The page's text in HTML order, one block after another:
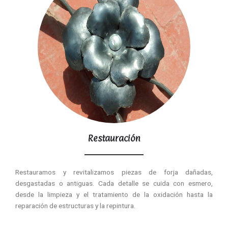
Restauración
Restauramos y revitalizamos piezas de forja dañadas,
desgastadas o antiguas. Cada detalle se cuida con esmero,
desde la limpieza y el tratamiento de la oxidación hasta la
reparación de estructuras y la repintura.